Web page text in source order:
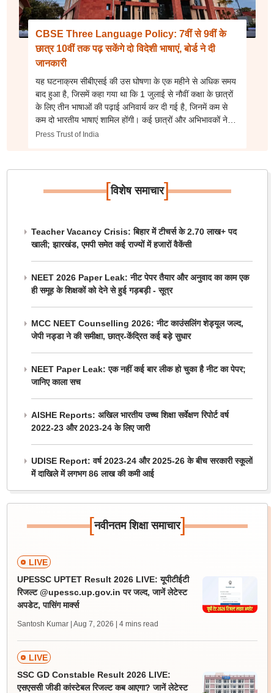
CBSE Three Language Policy: 7वीं से 9वीं के
छात्र 10वीं तक पढ़ सकेंगे दो विदेशी भाषाएं, बोर्ड ने दी
जानकारी
यह घटनाक्रम सीबीएसई की उस घोषणा के एक महीने से अधिक समय
बाद हुआ है, जिसमें कहा गया था कि 1 जुलाई से नौवीं कक्षा के छात्रों
के लिए तीन भाषाओं की पढ़ाई अनिवार्य कर दी गई है, जिनमें कम से
कम दो भारतीय भाषाएं शामिल होंगी। कई छात्रों और अभिभावकों ने
सीबीएसई के आदेश के खिलाफ अदालत का रुख किया था।
Press Trust of India
[विशेष समाचार]
Teacher Vacancy Crisis: बिहार में टीचर्स के 2.70 लाख+ पद
खाली; झारखंड, एमपी समेत कई राज्यों में हजारों वैकेंसी
NEET 2026 Paper Leak: नीट पेपर तैयार और अनुवाद का काम एक
ही समूह के शिक्षकों को देने से हुई गड़बड़ी - सूत्र
MCC NEET Counselling 2026: नीट काउंसलिंग शेड्यूल जल्द,
जेपी नड्डा ने की समीक्षा, छात्र-केंद्रित कई बड़े सुधार
NEET Paper Leak: एक नहीं कई बार लीक हो चुका है नीट का पेपर;
जानिए काला सच
AISHE Reports: अखिल भारतीय उच्च शिक्षा सर्वेक्षण रिपोर्ट वर्ष
2022-23 और 2023-24 के लिए जारी
UDISE Report: वर्ष 2023-24 और 2025-26 के बीच सरकारी स्कूलों
में दाखिले में लगभग 86 लाख की कमी आई
[नवीनतम शिक्षा समाचार]
LIVE
UPESSC UPTET Result 2026 LIVE: यूपीटीईटी
रिजल्ट @upessc.up.gov.in पर जल्द, जानें लेटेस्ट
अपडेट, पासिंग मार्क्स
Santosh Kumar | Aug 7, 2026 | 4 mins read
LIVE
SSC GD Constable Result 2026 LIVE:
एसएससी जीडी कांस्टेबल रिजल्ट कब आएगा? जानें लेटेस्ट